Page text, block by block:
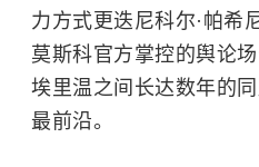
力方式更迭尼科尔·帕希
莫斯科官方掌控的舆论
埃里温之间长达数年的
最前沿。